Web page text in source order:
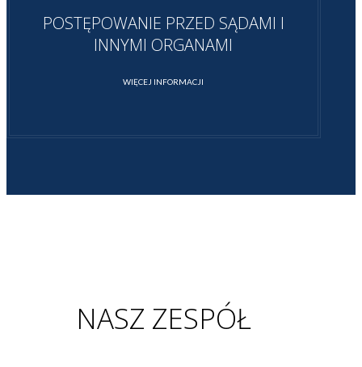
POSTĘPOWANIE PRZED SĄDAMI I
INNYMI ORGANAMI
WIĘCEJ INFORMACJI
NASZ ZESPÓŁ